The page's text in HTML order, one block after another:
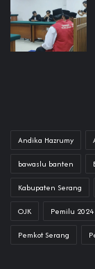
Andika Hazrumy
bawaslu banten
Kabupaten Serang
OJK Pemilu 2024
Pemkot Serang